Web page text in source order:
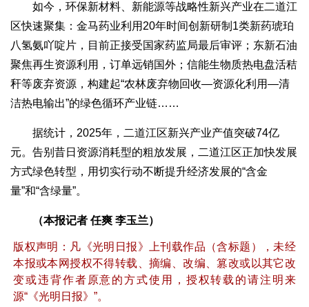
如今，环保新材料、新能源等战略性新兴产业在二道江
区快速聚集：金马药业利用20年时间创新研制1类新药琥珀
八氢氨吖啶片，目前正接受国家药监局最后审评；东新石油
聚焦再生资源利用，订单远销国外；信能生物质热电盘活秸
秆等废弃资源，构建起“农林废弃物回收—资源化利用—清
洁热电输出”的绿色循环产业链……
据统计，2025年，二道江区新兴产业产值突破74亿
元。告别昔日资源消耗型的粗放发展，二道江区正加快发展
方式绿色转型，用切实行动不断提升经济发展的“含金
量”和“含绿量”。
（本报记者 任爽 李玉兰）
版权声明：凡《光明日报》上刊载作品（含标题），未经
本报或本网授权不得转载、摘编、改编、篡改或以其它改
变或违背作者原意的方式使用，授权转载的请注明来
源“《光明日报》”。